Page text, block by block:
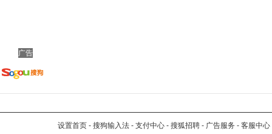
广告
设置首页 - 搜狗输入法 - 支付中心 - 搜狐招聘 - 广告服务 - 客服中心